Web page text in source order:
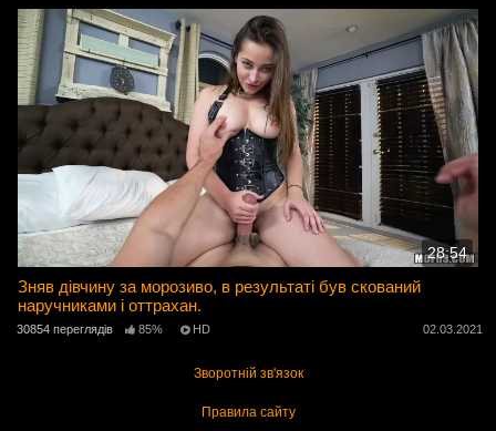
28:54
Зняв дівчину за морозиво, в результаті був скований
наручниками і оттрахан.
30854 переглядів 85% HD 02.03.2021
Зворотній зв'язок
Правила сайту